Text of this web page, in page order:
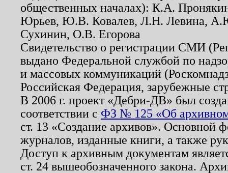
общественных началах): К.А.
Юрьев, Ю.В. Ковалев, Л.Н. Левина,
Сухинин, О.В. Егорова
Свидетельство о регистрации СМИ
выдано Федеральной службой по
и массовых коммуникаций
Российская Федерация, зарубежные
В 2006 г. проект «Дебри-ДВ» был
соответствии с ФЗ № 125 «Об
ст. 13 «Создание архивов». Основной
журналов, изданные книги, а также
Доступ к архивным документам
ст. 24 вышеобозначенного закона.